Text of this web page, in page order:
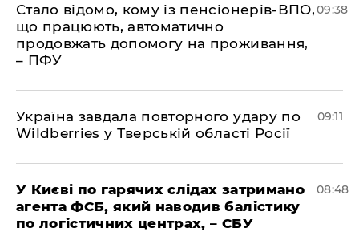
Стало відомо, кому із пенсіонерів-ВПО,
що працюють, автоматично
продовжать допомогу на проживання,
– ПФУ
09:38
Україна завдала повторного удару по
Wildberries у Тверській області Росії
09:11
У Києві по гарячих слідах затримано
агента ФСБ, який наводив балістику
по логістичних центрах, – СБУ
08:48